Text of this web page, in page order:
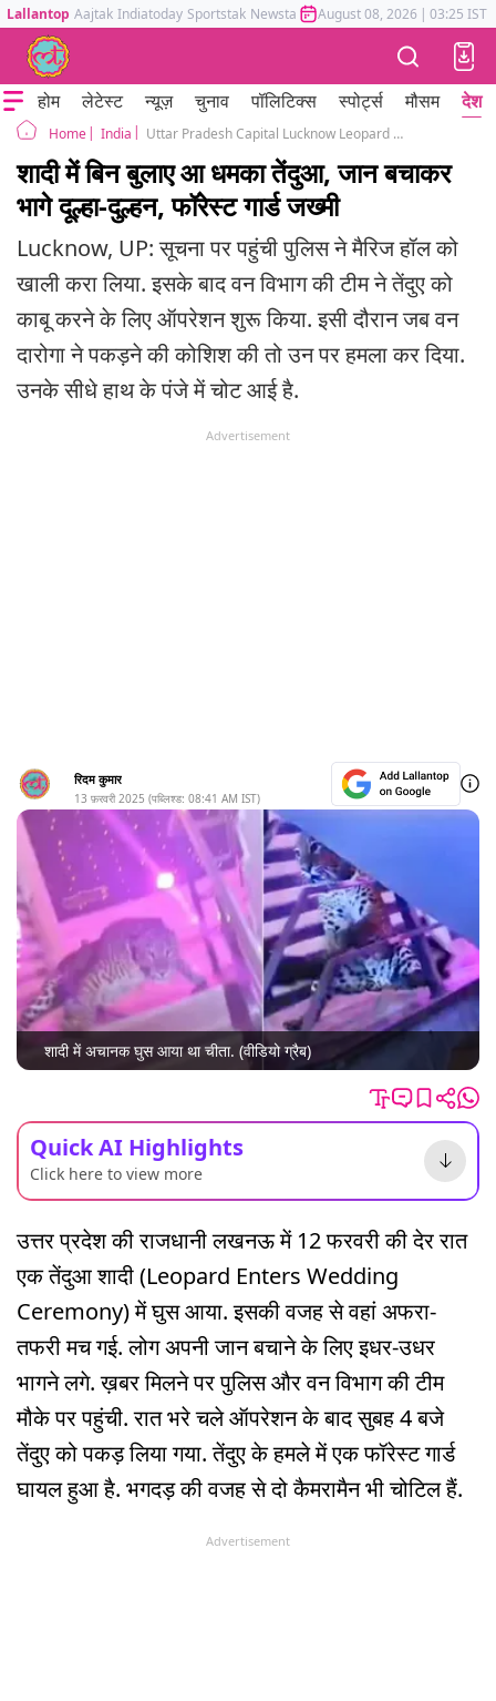
Lallantop Aajtak Indiatoday Sportstak Newstak Mumbai Tak Astrotak
August 08, 2026 | 03:25 IST
होम लेटेस्ट न्यूज़ चुनाव पॉलिटिक्स स्पोर्ट्स मौसम देश
Home India Uttar Pradesh Capital Lucknow Leopard Entered in Wedding, Baraat Was Stunned,
शादी में बिन बुलाए आ धमका तेंदुआ, जान बचाकर
भागे दूल्हा-दुल्हन, फॉरेस्ट गार्ड जख्मी
Lucknow, UP: सूचना पर पहुंची पुलिस ने मैरिज हॉल को
खाली करा लिया. इसके बाद वन विभाग की टीम ने तेंदुए को
काबू करने के लिए ऑपरेशन शुरू किया. इसी दौरान जब वन
दारोगा ने पकड़ने की कोशिश की तो उन पर हमला कर दिया.
उनके सीधे हाथ के पंजे में चोट आई है.
Advertisement
रिदम कुमार
13 फ़रवरी 2025 (पब्लिश्ड: 08:41 AM IST)
शादी में अचानक घुस आया था चीता. (वीडियो ग्रैब)
Quick AI Highlights
Click here to view more
उत्तर प्रदेश की राजधानी लखनऊ में 12 फरवरी की देर रात
एक तेंदुआ शादी (Leopard Enters Wedding
Ceremony) में घुस आया. इसकी वजह से वहां अफरा-
तफरी मच गई. लोग अपनी जान बचाने के लिए इधर-उधर
भागने लगे. ख़बर मिलने पर पुलिस और वन विभाग की टीम
मौके पर पहुंची. रात भरे चले ऑपरेशन के बाद सुबह 4 बजे
तेंदुए को पकड़ लिया गया. तेंदुए के हमले में एक फॉरेस्ट गार्ड
घायल हुआ है. भगदड़ की वजह से दो कैमरामैन भी चोटिल हैं.
Advertisement